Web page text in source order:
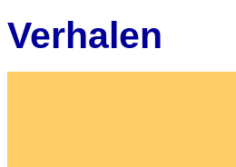
Verhalen